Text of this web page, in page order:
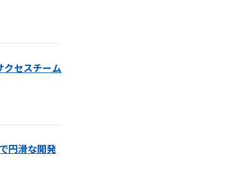
セスチーム
円滑な開発